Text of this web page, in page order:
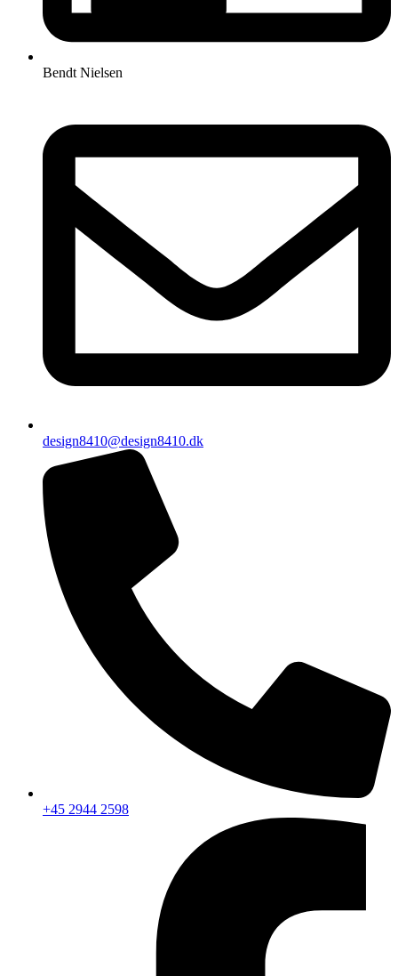
Bendt Nielsen
design8410@design8410.dk
+45 2944 2598